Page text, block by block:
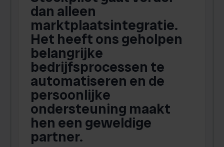
dan alleen
marktplaatsintegratie.
Het heeft ons geholpen
belangrijke
bedrijfsprocessen te
automatiseren en de
persoonlijke
ondersteuning maakt
hen een geweldige
partner.